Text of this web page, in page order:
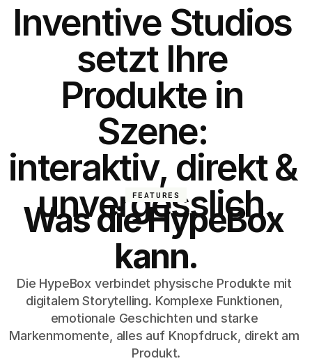
Inventive Studios
setzt Ihre
Produkte in
Szene:
interaktiv, direkt &
unvergesslich.
FEATURES
Was die HypeBox
kann.
Die HypeBox verbindet physische Produkte mit
digitalem Storytelling. Komplexe Funktionen,
emotionale Geschichten und starke
Markenmomente, alles auf Knopfdruck, direkt am
Produkt.